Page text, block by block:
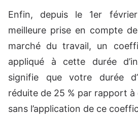
Enfin, depuis le 1er
meilleure prise en compte
marché du travail, un
appliqué à cette durée
signifie que votre durée
réduite de 25 % par rapport à
sans l’application de ce